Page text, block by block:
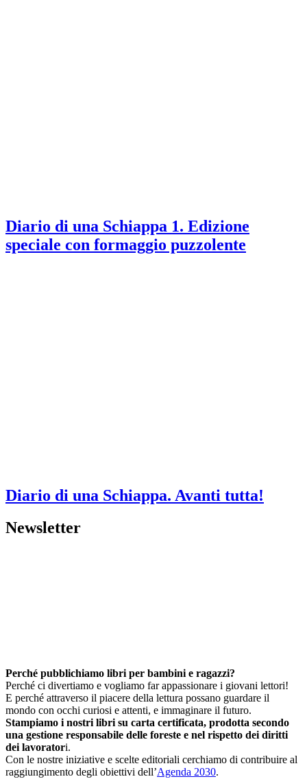
Diario di una Schiappa 1. Edizione
speciale con formaggio puzzolente
Diario di una Schiappa. Avanti tutta!
Newsletter
Perché pubblichiamo libri per bambini e ragazzi?
Perché ci divertiamo e vogliamo far appassionare i giovani lettori!
E perché attraverso il piacere della lettura possano guardare il
mondo con occhi curiosi e attenti, e immaginare il futuro.
Stampiamo i nostri libri su carta certificata, prodotta secondo
una gestione responsabile delle foreste e nel rispetto dei diritti
dei lavoratori.
Con le nostre iniziative e scelte editoriali cerchiamo di contribuire al
raggiungimento degli obiettivi dell’Agenda 2030.